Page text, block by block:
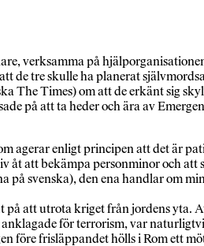
verksamma på
de tre skulle ha planerat
The Times) om att de erkänt sig
på att ta heder och ära av
agerar enligt principen att det är
åt att bekämpa personminor och
svenska), den ena handlar om
att utrota kriget från jordens yta.
för terrorism, var
före frisläppandet hölls i Rom ett